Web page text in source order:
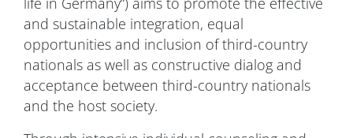
and sustainable integration, equal
opportunities and inclusion of third-country
nationals as well as constructive dialog and
acceptance between third-country nationals
and the host society.